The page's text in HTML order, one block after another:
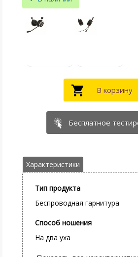
Бесплатное
Тип продукта
Беспроводная гарнитура
Способ ношения
На два уха